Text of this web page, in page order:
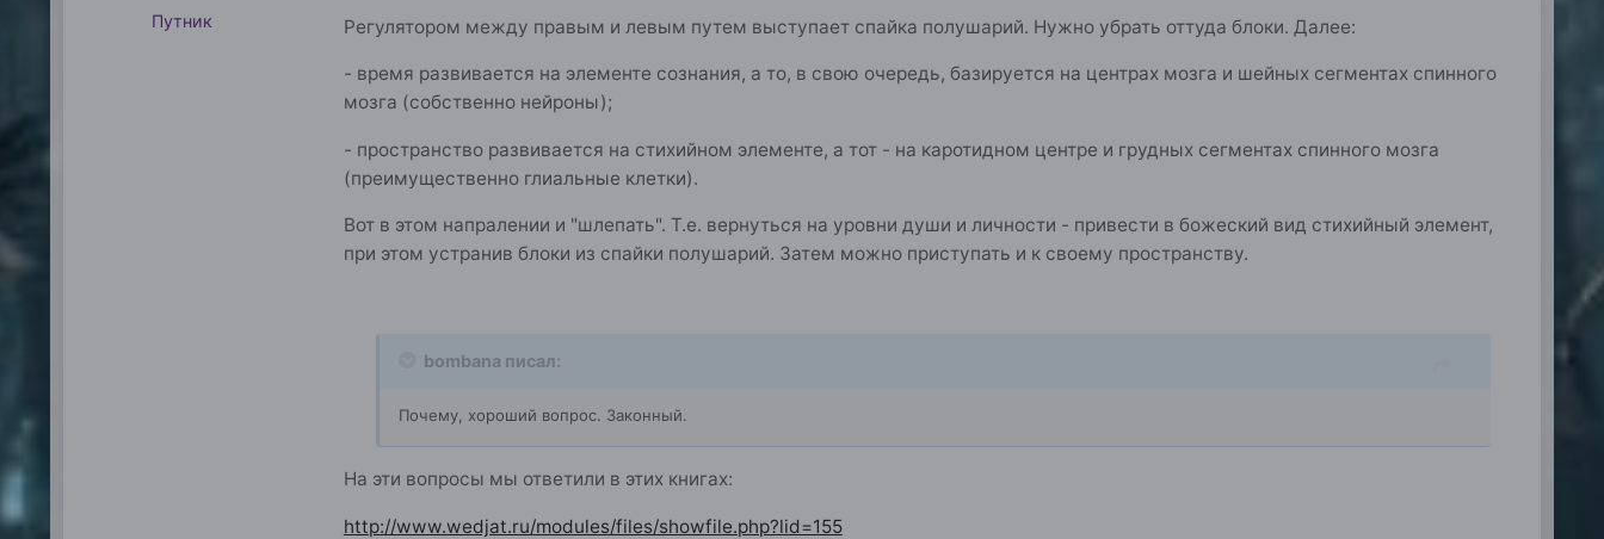
Путник Регулятором между правым и левым путем выступает спайка полушарий. Нужно убрать оттуда блоки. Далее:
- время развивается на элементе сознания, а то, в свою очередь, базируется на центрах мозга и шейных сегментах спинного
мозга (собственно нейроны);
- пространство развивается на стихийном элементе, а тот - на каротидном центре и грудных сегментах спинного мозга
(преимущественно глиальные клетки).
Вот в этом напралении и "шлепать". Т.е. вернуться на уровни души и личности - привести в божеский вид стихийный элемент,
при этом устранив блоки из спайки полушарий. Затем можно приступать и к своему пространству.
bombana писал:
Почему, хороший вопрос. Законный.
На эти вопросы мы ответили в этих книгах:
http://www.wedjat.ru/modules/files/showfile.php?lid=155